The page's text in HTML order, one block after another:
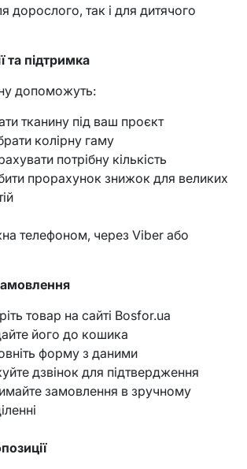
дорослого, так і для дитячого
та підтримка
допоможуть:
тканину під ваш проєкт
колірну гаму
потрібну кількість
прорахунок знижок для великих
телефоном, через Viber або
товар на сайті Bosfor.ua
його до кошика
форму з даними
дзвінок для підтвердження
замовлення в зручному